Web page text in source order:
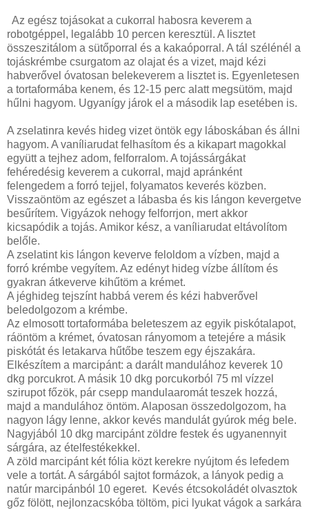
Az egész tojásokat a cukorral habosra keverem a
robotgéppel, legalább 10 percen keresztül. A lisztet
összeszitálom a sütőporral és a kakaóporral. A tál szélénél a
tojáskrémbe csurgatom az olajat és a vizet, majd kézi
habverővel óvatosan belekeverem a lisztet is. Egyenletesen
a tortaformába kenem, és 12-15 perc alatt megsütöm, majd
hűlni hagyom. Ugyanígy járok el a második lap esetében is.
A zselatinra kevés hideg vizet öntök egy láboskában és állni
hagyom. A vaníliarudat felhasítom és a kikapart magokkal
együtt a tejhez adom, felforralom. A tojássárgákat
fehéredésig keverem a cukorral, majd apránként
felengedem a forró tejjel, folyamatos keverés közben.
Visszaöntöm az egészet a lábasba és kis lángon kevergetve
besűrítem. Vigyázok nehogy felforrjon, mert akkor
kicsapódik a tojás. Amikor kész, a vaníliarudat eltávolítom
belőle.
A zselatint kis lángon keverve feloldom a vízben, majd a
forró krémbe vegyítem. Az edényt hideg vízbe állítom és
gyakran átkeverve kihűtöm a krémet.
A jéghideg tejszínt habbá verem és kézi habverővel
beledolgozom a krémbe.
Az elmosott tortaformába beleteszem az egyik piskótalapot,
ráöntöm a krémet, óvatosan rányomom a tetejére a másik
piskótát és letakarva hűtőbe teszem egy éjszakára.
Elkészítem a marcipánt: a darált mandulához keverek 10
dkg porcukrot. A másik 10 dkg porcukorból 75 ml vízzel
szirupot főzök, pár csepp mandulaaromát teszek hozzá,
majd a mandulához öntöm. Alaposan összedolgozom, ha
nagyon lágy lenne, akkor kevés mandulát gyúrok még bele.
Nagyjából 10 dkg marcipánt zöldre festek és ugyanennyit
sárgára, az ételfestékekkel.
A zöld marcipánt két fólia közt kerekre nyújtom és lefedem
vele a tortát. A sárgából sajtot formázok, a lányok pedig a
natúr marcipánból 10 egeret. Kevés étcsokoládét olvasztok
gőz fölött, nejlonzacskóba töltöm, pici lyukat vágok a sarkára